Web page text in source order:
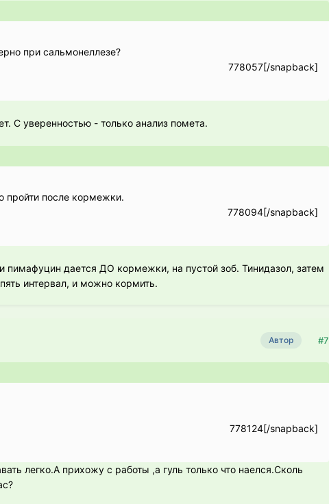
при сальмонеллезе?
778057[/snapback]
С уверенностью - только анализ помета.
пройти после кормежки.
778094[/snapback]
дается ДО кормежки, на пустой зоб. Тинидазол, затем
интервал, и можно кормить.
Автор #7
778124[/snapback]
легко.А прихожу с работы ,а гуль только что наелся.Сколь